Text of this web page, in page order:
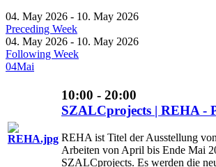
04. May 2026 - 10. May 2026
Preceding Week
04. May 2026 - 10. May 2026
Following Week
04Mai
10:00 - 20:00
SZALCprojects | REHA -
REHA ist Titel der Ausstellung von
Arbeiten von April bis Ende Mai
SZALCprojects. Es werden die